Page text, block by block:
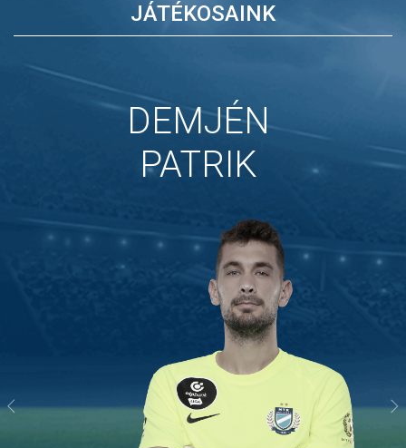
JÁTÉKOSAINK
DEMJÉN
PATRIK
Previous